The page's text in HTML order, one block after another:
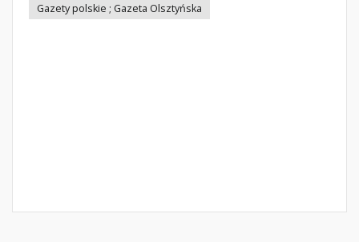
Gazety polskie ; Gazeta Olsztyńska